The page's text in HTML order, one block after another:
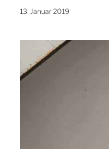
13. Januar 2019